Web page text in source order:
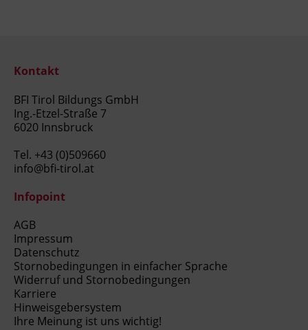
Kontakt
BFI Tirol Bildungs GmbH
Ing.-Etzel-Straße 7
6020 Innsbruck
Tel. +43 (0)509660
info@bfi-tirol.at
Infopoint
AGB
Impressum
Datenschutz
Stornobedingungen in einfacher Sprache
Widerruf und Stornobedingungen
Karriere
Hinweisgebersystem
Ihre Meinung ist uns wichtig!